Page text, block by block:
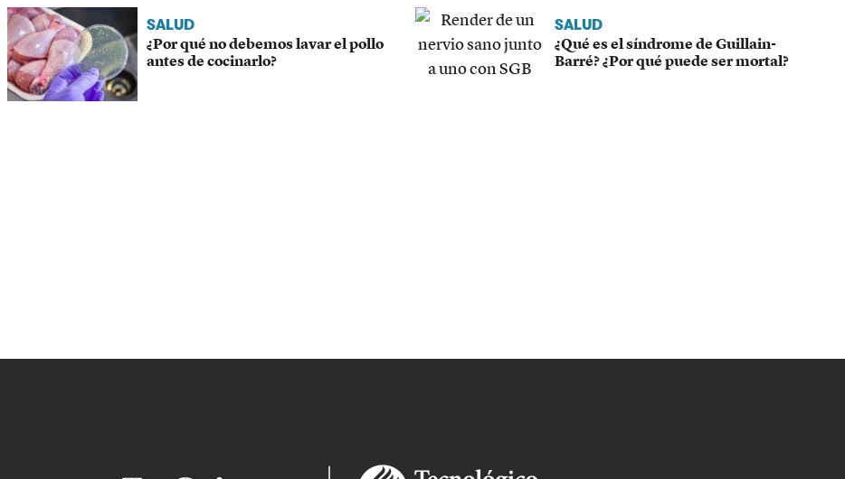
SALUD
¿Por qué no debemos lavar el pollo
antes de cocinarlo?
SALUD
¿Qué es el síndrome de Guillain-
Barré? ¿Por qué puede ser mortal?